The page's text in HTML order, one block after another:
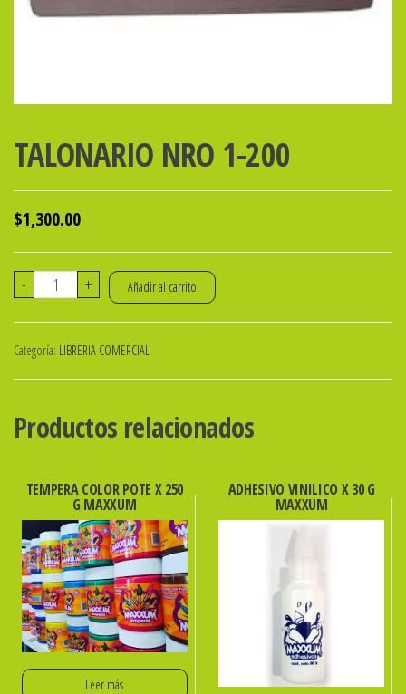
TALONARIO NRO 1-200
$1,300.00
-
TALONARIO
200
cantidad
+ Añadir al carrito
Categoría: LIBRERIA COMERCIAL
Productos relacionados
TEMPERA COLOR POTE X 250
G MAXXUM
Leer más
ADHESIVO VINILICO X 30 G
MAXXUM